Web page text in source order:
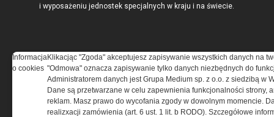
i wyposażeniu jednostek specjalnych w kraju i na świecie.
REGULAMIN
Regulamin określa zasady korzystania z portalu
www.special-ops.pl
Informacja
o cookies
Klikacjąc "Zgoda" akceptujesz zapisywanie wszystkich danych na
"Odmowa" oznacza zapisywanie tylko danych niezbędnych do
Administratorem danych jest Grupa Medium sp. z o.o. z siedzibą w
Dane są przetwarzane w celu zapewnienia funkcjonalności strony,
reklam. Masz prawo do wycofania zgody w dowolnym momencie.
realizxacji zamówienia (art. 6 ust. 1 lit. b RODO). Szczegółowe